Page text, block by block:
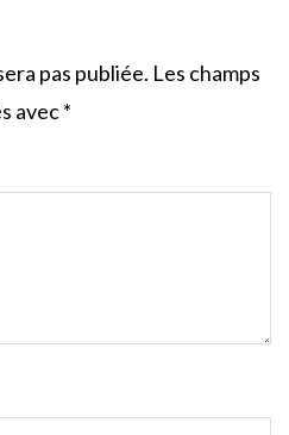
pas publiée. Les champs
avec*